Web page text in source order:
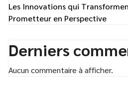
Les Innovations qui
Prometteur en Perspective
Derniers
Aucun commentaire à afficher.